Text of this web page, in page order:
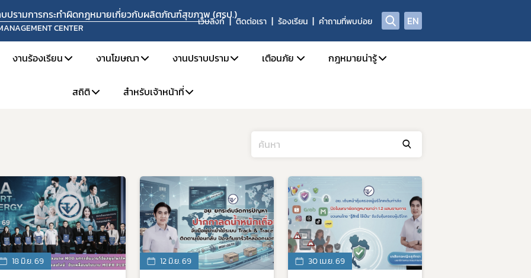
บปรามการกระทำผิดกฎหมายเกี่ยวกับผลิตภัณฑ์สุขภาพ (ศรป.)
CENTER
เว็บลิงก์ ติดต่อเรา ร้องเรียน คำถามที่พบบ่อย EN
งานร้องเรียน
แบบฟอร์มที่เกี่ยวข้อง
ติดตามสถานะเรื่องร้องเรียน
แจ้งแนวทางปฏิบัติเกี่ยวกับการรับแจ้งความนำจับ การแสวงหาข้อเท็จจริง การพิจารณาวินิจฉัย และการจ่ายเงินสินบนนำจับ
งานโฆษณา งานปราบปราม เตือนภัย
ศูนย์ต่อต้านข่าวปลอม
กฎหมายน่ารู้
สถิติ
สถิติการปราบปราม
สำหรับเจ้าหน้าที่
18 มิ.ย. 69 12 มิ.ย. 69 30 เม.ย. 69